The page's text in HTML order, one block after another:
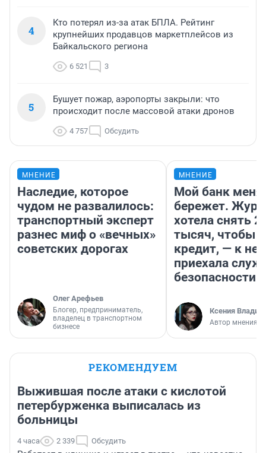
4
Кто потерял из-за атак БПЛА. Рейтинг
крупнейших продавцов маркетплейсов из
Байкальского региона
6 521 3
5
Бушует пожар, аэропорты закрыли: что
происходит после массовой атаки дронов
4 757 Обсудить
МНЕНИЕ
Наследие, которое
чудом не развалилось:
транспортный эксперт
разнес миф о «вечных»
советских дорогах
Олег Арефьев
Блогер, предприниматель,
владелец в транспортном
бизнесе
МНЕНИЕ
Мой банк меня
бережет.
хотела снять
тысяч, чтобы
кредит, — к
приехала
безопасности
Ксения
Автор мнения
РЕКОМЕНДУЕМ
Выжившая после атаки с кислотой
петербурженка выписалась из
больницы
4 часа 2 339 Обсудить